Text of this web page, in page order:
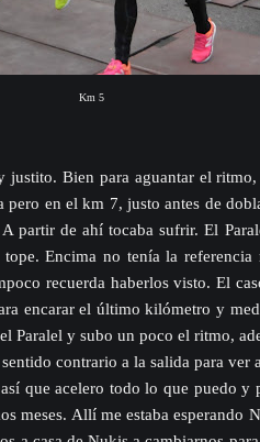
Km 5
Bien para aguantar el
pero en el km 7, justo antes de
partir de ahí tocaba sufrir. El
Encima no tenía la
recuerda haberlos visto. El
encarar el último kilómetro y
Paralel y subo un poco el ritmo,
contrario a la salida para ver
que acelero todo lo que puedo y
meses. Allí me estaba esperando